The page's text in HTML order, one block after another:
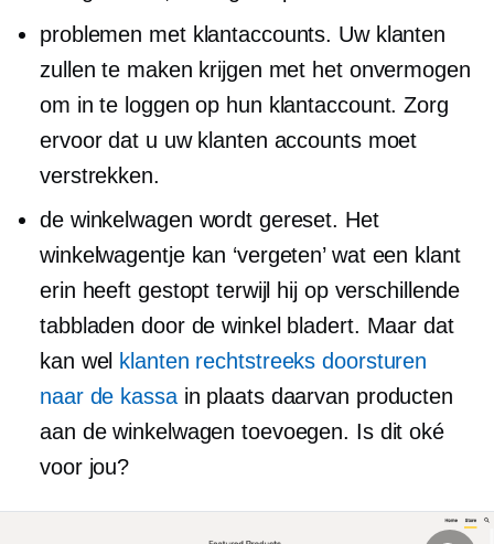
problemen met klantaccounts. Uw klanten
zullen te maken krijgen met het onvermogen
om in te loggen op hun klantaccount. Zorg
ervoor dat u uw klanten accounts moet
verstrekken.
de winkelwagen wordt gereset. Het
winkelwagentje kan ‘vergeten’ wat een klant
erin heeft gestopt terwijl hij op verschillende
tabbladen door de winkel bladert. Maar dat
kan wel klanten rechtstreeks doorsturen
naar de kassain plaats daarvan producten
aan de winkelwagen toevoegen. Is dit oké
voor jou?